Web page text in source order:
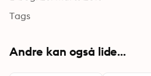
Tags
Andre kan også lide...